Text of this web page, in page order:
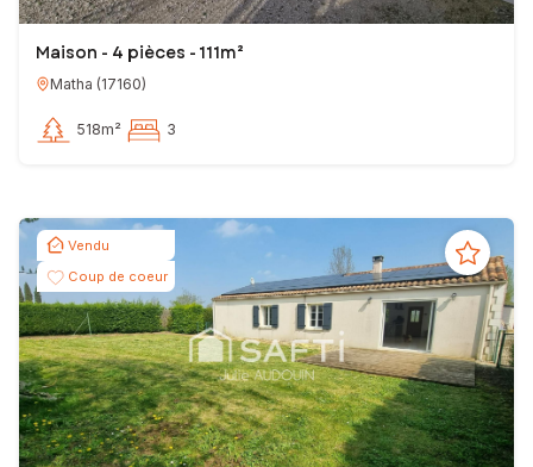
Maison - 4 pièces - 111m²
Matha (17160)
518m² 3
Vendu
Coup de coeur